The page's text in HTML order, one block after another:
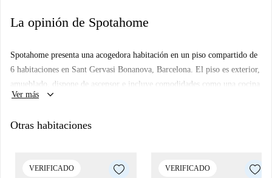
La opinión de Spotahome
Spotahome presenta una acogedora habitación en un piso compartido de
6 habitaciones en Sant Gervasi Bonanova, Barcelona. El piso es exterior,
amueblado, dispone de ascensor e incluye comodidades como una cocina
totalmente equipada con electrodomésticos como horno y TV. El
natural. Hay wifi disponible y un balcón para disfrutar de las vistas. No
su tranquilidad.
Ver más keyboard_arrow_down
Otras habitaciones
VERIFICADO VERIFICADO